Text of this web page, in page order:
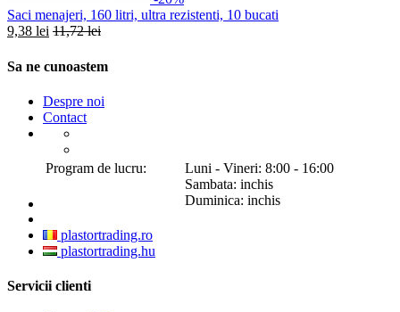
Saci menajeri, 160 litri, ultra rezistenti, 10 bucati
9,38 lei 11,72 lei
Sa ne cunoastem
Despre noi
Contact
Program de lucru:
Luni - Vineri: 8:00 - 16:00
Sambata: inchis
Duminica: inchis
plastortrading.ro
plastortrading.hu
Servicii clienti